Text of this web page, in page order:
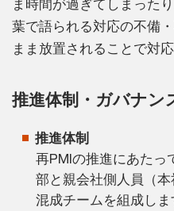
ま時間が過ぎてしまった
葉で語られる対応の不備
まま放置されることで対
推進体制・ガバナン
推進体制
再PMIの推進にあたっ
部と親会社側人員（
混成チームを組成し